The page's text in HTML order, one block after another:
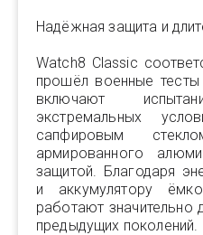
Надёжная защита и
Watch8 Classic
прошёл военные тесты
включают
экстремальных
сапфировым
армированного
защитой. Благодаря
и аккумулятору
работают значительно
предыдущих поколений.